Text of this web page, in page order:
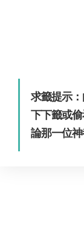
求籤提示
下下籤或
論那一位